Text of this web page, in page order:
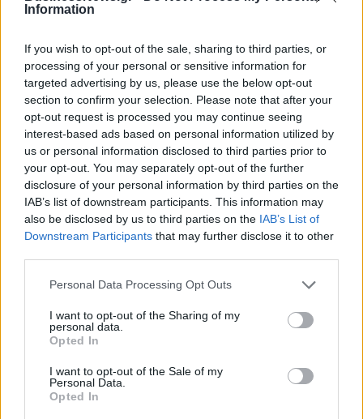
Information
If you wish to opt-out of the sale, sharing to third parties, or
processing of your personal or sensitive information for
targeted advertising by us, please use the below opt-out
section to confirm your selection. Please note that after your
opt-out request is processed you may continue seeing
interest-based ads based on personal information utilized by
us or personal information disclosed to third parties prior to
your opt-out. You may separately opt-out of the further
disclosure of your personal information by third parties on the
IAB’s list of downstream participants. This information may
also be disclosed by us to third parties on the IAB’s List of
Downstream Participants that may further disclose it to other
Personal Data Processing Opt Outs
I want to opt-out of the Sharing of my
personal data.
Opted In
I want to opt-out of the Sale of my
Personal Data.
Opted In
τοπική κοινωνία. «
λόγω της αλλαγής του παραγωγικού μοντέλου»,τονίζει ο
κ.Θωμαίδης, σημειώνοντας ότι παρά τους περιορισμούς του
ΑΣΕΠ, στους οποίους υπόκειται ως δημοτική επιχείρηση,
βρίσκονται μοντέλα απασχόλησης προσωπικού για να
στηριχθεί ο κόσμος της περιοχής.
Προστασία του brand
Η επιτυχία της εταιρείας έφερε και προσπάθειες αντιγραφής,
με τον κ. Θωμαΐδη να αναφέρεται σε μια πρόσφατη
περίπτωση τοπικής επιχείρησης που επιχείρησε να
κυκλοφορήσει παρόμοιο προϊόν με την ονομασίαΌξινο
Ύδωρ Φλώρινας. Η διοίκηση κινήθηκε άμεσα με
περιουσία του Δήμου και τη φήμη του προϊόντος . «
Έχω
υποχρέωση ως πρόεδρος να προστατέψω την περιουσία του
αλλά πρέπει να σέβεται την πορεία των άλλων»,
καθαρίζει ο κ. Θωμαίδης.